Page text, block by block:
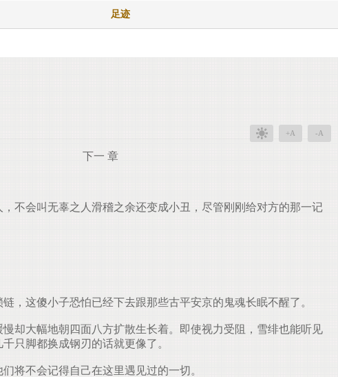
足迹
+A -A
下一 章
不会叫无辜之人滑稽之余还变成小丑，尽管刚刚给对方的那一记
这傻小子恐怕已经下去跟那些古平安京的鬼魂长眠不醒了。
却大幅地朝四面八方扩散生长着。即使视力受阻，雪绯也能听见
只脚都换成钢刃的话就更像了。
将不会记得自己在这里遇见过的一切。